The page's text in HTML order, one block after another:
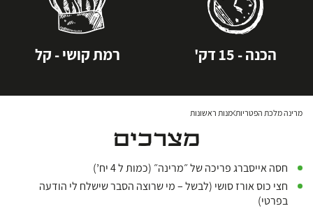
הכנה - 15 דק' רמת קושי - קל
מרינה מלכת הפטריות מנות ראשונות
מצרכים
חסה אייסברג פריכה של ״מרינה״ (כמות ל 4 יח’)
חצי כוס אורז סושי (לבשל – מי שרוצה הסבר שישלח לי הודעה
בפרטי)